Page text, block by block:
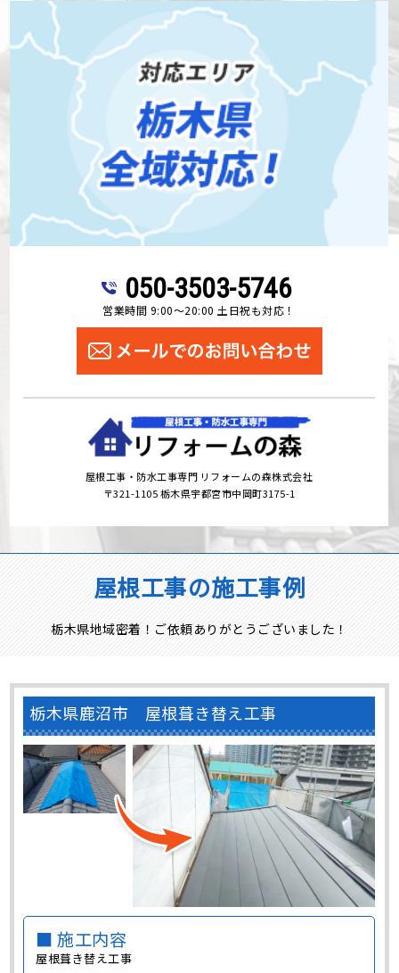
050-3503-5746
営業時間 9:00～20:00 土日祝も対応！
屋根工事・防水工事専門 リフォームの森株式会社
〒321-1105 栃木県宇都宮市中岡町3175-1
屋根工事の施工事例
栃木県地域密着！ご依頼ありがとうございました！
栃木県鹿沼市 屋根葺き替え工事
■ 施工内容
屋根葺き替え工事